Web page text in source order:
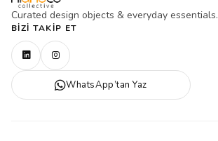
Curated design objects & everyday essentials.
BIZI TAKIP ET
WhatsApp’tan Yaz